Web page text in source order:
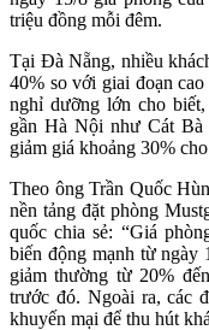
triệu đồng mỗi đêm.
Tại Đà Nẵng, nhiều
40% so với giai đoạn
nghỉ dưỡng lớn cho
gần Hà Nội như Cát Bà
giảm giá khoảng 30%
Theo ông Trần Quốc
nền tảng đặt phòng
quốc chia sẻ: “Giá
biến động mạnh từ
giảm thường từ 20%
trước đó. Ngoài ra, các
khuyến mại để thu hút